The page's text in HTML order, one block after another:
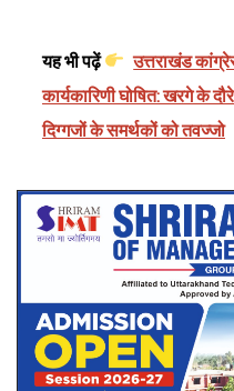
यह भी पढ़ें
उत्तराखंड
कार्यकारिणी घोषित: खरगे के
दिग्गजों के समर्थकों को तवज्जो